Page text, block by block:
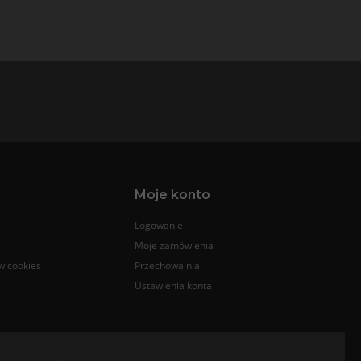
cookies
Moje konto
Logowanie
Moje zamówienia
Przechowalnia
Ustawienia konta